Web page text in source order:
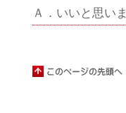
Ａ．いいと思い